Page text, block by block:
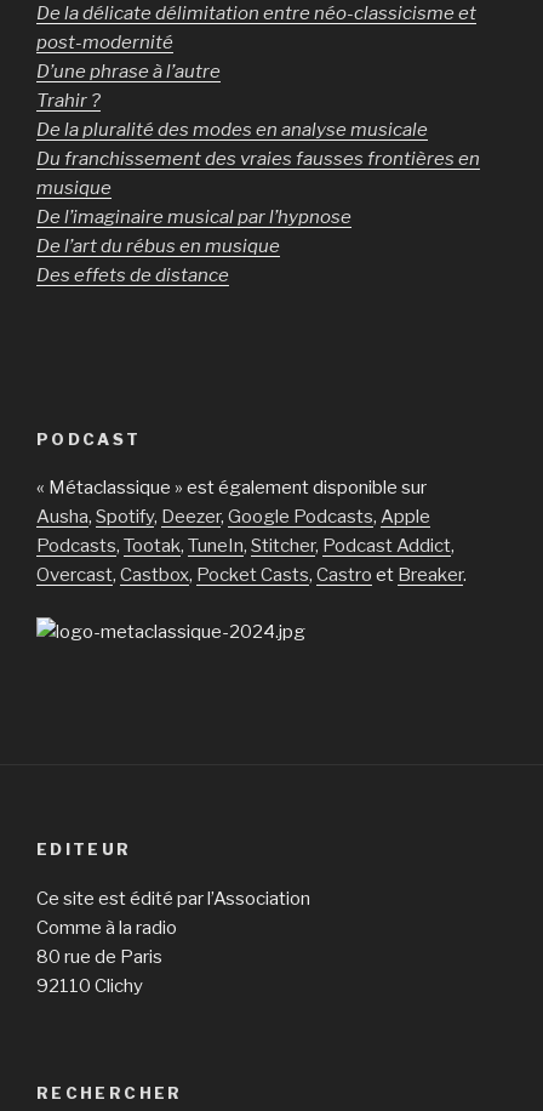
De la délicate délimitation entre néo-classicisme et
post-modernité
D’une phrase à l’autre
Trahir ?
De la pluralité des modes en analyse musicale
Du franchissement des vraies fausses frontières en
musique
De l’imaginaire musical par l’hypnose
De l’art du rébus en musique
Des effets de distance
PODCAST
« Métaclassique » est également disponible sur
Ausha, Spotify, Deezer, Google Podcasts, Apple
Podcasts, Tootak, TuneIn, Stitcher, Podcast Addict,
Overcast, Castbox, Pocket Casts, Castro et Breaker.
EDITEUR
Ce site est édité par l’Association
Comme à la radio
80 rue de Paris
92110 Clichy
RECHERCHER